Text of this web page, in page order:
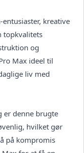
kreative
topkvalitets
og
Max ideel til
liv med
er denne brugte
hvilket gør
på kompromis